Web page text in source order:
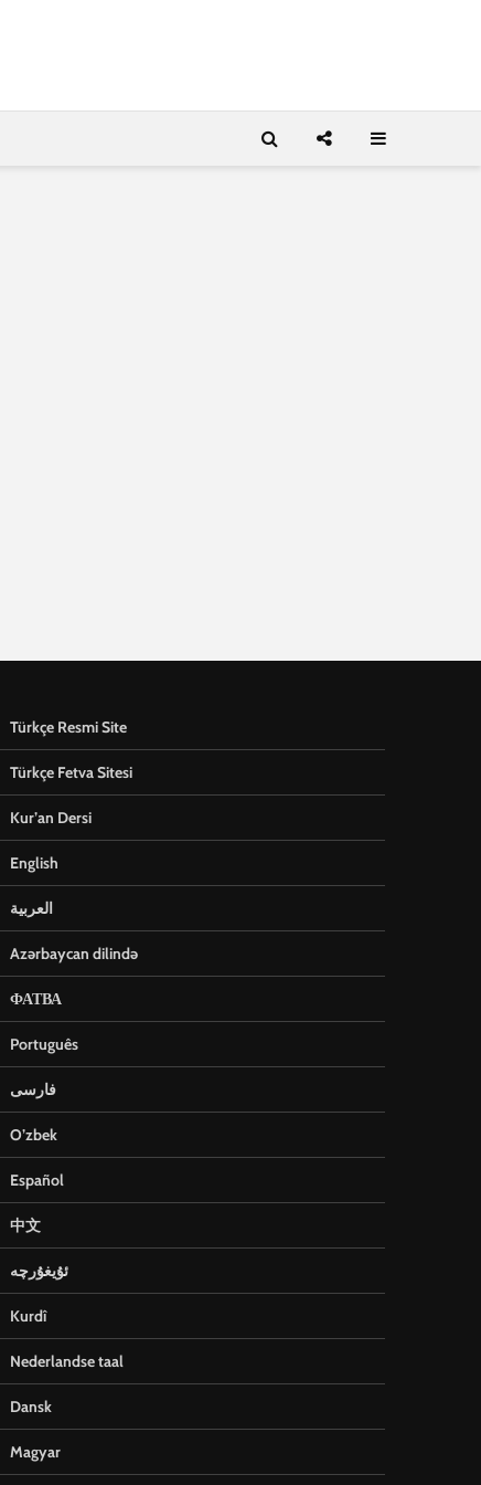
Türkçe Resmi Site
Türkçe Fetva Sitesi
Kur’an Dersi
English
العربية
Azərbaycan dilində
ФАТВА
Português
فارسی
O’zbek
Español
中文
ئۇيغۇرچە
Kurdî
Nederlandse taal
Dansk
Magyar